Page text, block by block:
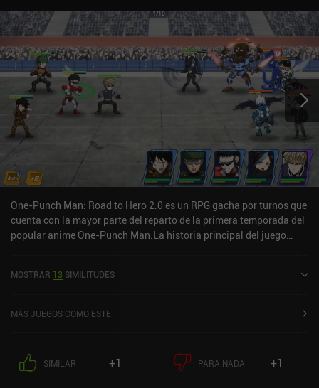
One-Punch Man: Road to Hero 2.0 es un RPG gacha por turnos que
cuenta con la mayor parte del reparto de la primera temporada del
popular anime One-Punch Man.La historia principal del juego
cinco héroes y abrirnos camino a través de varios modos de juego
colocar a nuestro equipo y tocar para lanzar habilidades
jugadores.Los nuevos héroes se reclutan a través de un sistema de
desbloqueo gacha, pero las bajas tasas de extracción y los
MOSTRAR 13 SIMILITUDES
MÁS JUEGOS COMO ESTE
SIMILAR +1 PARA NADA +1